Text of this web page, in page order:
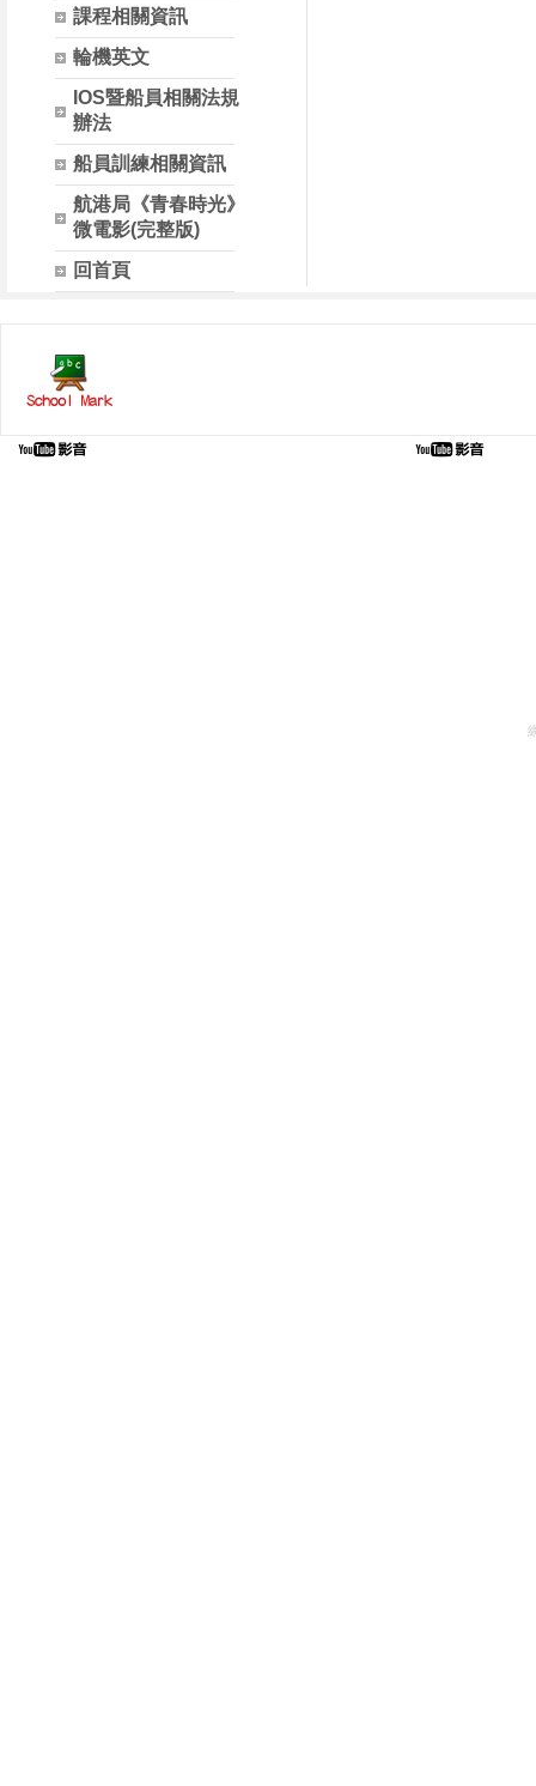
課程相關資訊
輪機英文
IOS暨船員相關法規
辦法
船員訓練相關資訊
航港局《青春時光》
微電影(完整版)
回首頁